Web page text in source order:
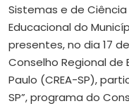
Sistemas e de
Educacional do
presentes, no dia 17
Conselho Regional de
Paulo (CREA-SP),
SP”, programa do